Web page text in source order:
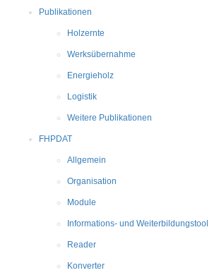
Publikationen
Holzernte
Werksübernahme
Energieholz
Logistik
Weitere Publikationen
FHPDAT
Allgemein
Organisation
Module
Informations- und Weiterbildungstool
Reader
Konverter